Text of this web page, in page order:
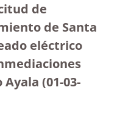
de
de Santa
eléctrico
(01-03-